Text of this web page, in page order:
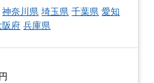
神奈川県 埼玉県 千葉県 愛知
阪府 兵庫県